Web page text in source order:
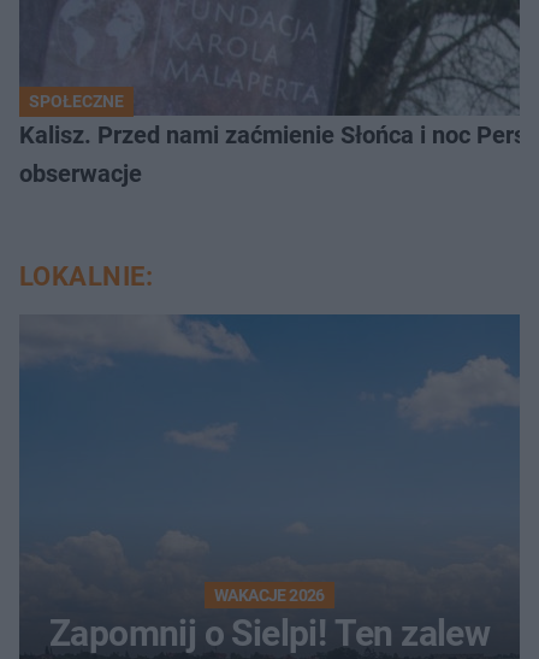
SPOŁECZNE
Kalisz. Przed nami zaćmienie Słońca i noc
obserwacje
LOKALNIE:
WAKACJE 2026
Zapomnij o Sielpi! Ten zalew